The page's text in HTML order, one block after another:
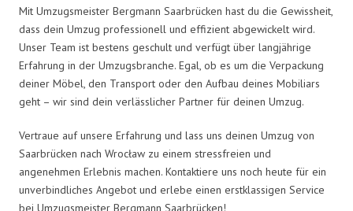
Mit Umzugsmeister Bergmann Saarbrücken hast du die Gewissheit,
dass dein Umzug professionell und effizient abgewickelt wird.
Unser Team ist bestens geschult und verfügt über langjährige
Erfahrung in der Umzugsbranche. Egal, ob es um die Verpackung
deiner Möbel, den Transport oder den Aufbau deines Mobiliars
geht – wir sind dein verlässlicher Partner für deinen Umzug.
Vertraue auf unsere Erfahrung und lass uns deinen Umzug von
Saarbrücken nach Wrocław zu einem stressfreien und
angenehmen Erlebnis machen. Kontaktiere uns noch heute für ein
unverbindliches Angebot und erlebe einen erstklassigen Service
bei Umzugsmeister Bergmann Saarbrücken!